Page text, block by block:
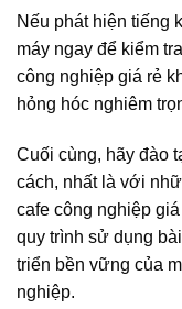
Nếu phát hiện tiếng
máy ngay để kiểm
công nghiệp giá rẻ
hỏng hóc nghiêm
Cuối cùng, hãy đào
cách, nhất là với
cafe công nghiệp
quy trình sử dụng
triển bền vững của
nghiệp.